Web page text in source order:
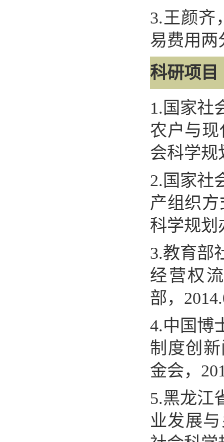
3.王颜齐
易费用两
科研项目
1. 国家社
农户与
会科学规
2. 国家社
产组织
科学规划
3.教育部
经营权
部，
4.中国博
制度创
金会，
5.黑龙江
业发展